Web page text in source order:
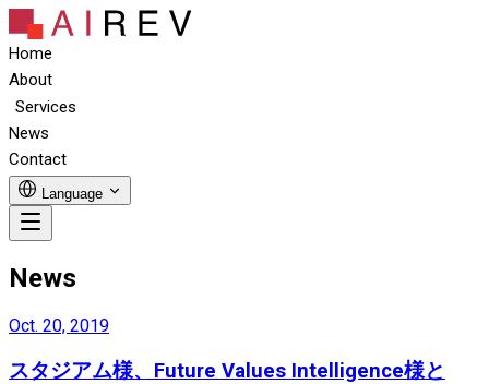
Home
About
Services
News
Contact
Language
News
Oct. 20, 2019
スタジアム様、Future Values Intelligence様と